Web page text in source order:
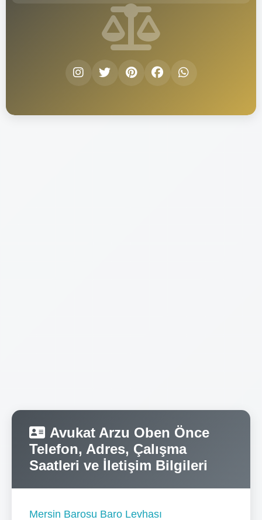
Avukat Arzu Oben Önce
Telefon, Adres, Çalışma
Saatleri ve İletişim Bilgileri
Mersin Barosu Baro Levhası